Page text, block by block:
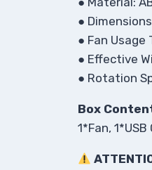
●
● Fan
● Effective
● Rotation
Box
1*Fan,